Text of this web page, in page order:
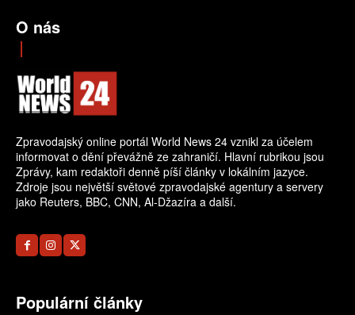
O nás
Zpravodajský online portál World News 24 vznikl za účelem
informovat o dění převážně ze zahraničí. Hlavní rubrikou jsou
Zprávy, kam redaktoři denně píší články v lokálním jazyce.
Zdroje jsou největší světové zpravodajské agentury a servery
jako Reuters, BBC, CNN, Al-Džazíra a další.
Populární články